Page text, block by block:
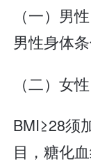
（一）男
男性身体
（二）女
BMI≥28须
目，糖化